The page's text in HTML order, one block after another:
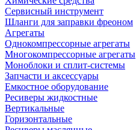
Сервисный инструмент
Шланги для заправки фреоном
Агрегаты
Однокомпрессорные агрегаты
Многокомпрессорные агрегаты
Моноблоки и сплит-системы
Запчасти и аксессуары
Емкостное оборудование
Ресиверы жидкостные
Вертикальные
Горизонтальные